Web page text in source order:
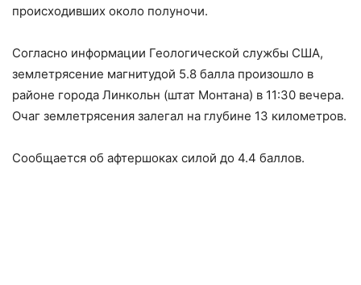
происходивших около полуночи.
Согласно информации Геологической службы США,
землетрясение магнитудой 5.8 балла произошло в
районе города Линкольн (штат Монтана) в 11:30 вечера.
Очаг землетрясения залегал на глубине 13 километров.
Сообщается об афтершоках силой до 4.4 баллов.